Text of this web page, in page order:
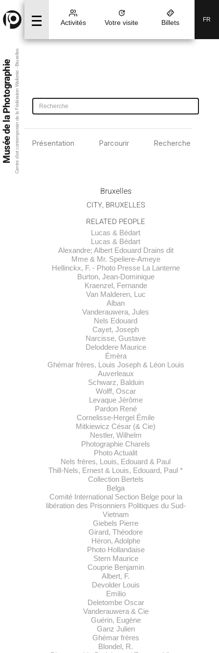
Musée de la PhotographieCentre d’art contemporain de la Fédération Wallonie - Bruxelles
Activités Votre visite Billets FR
Présentation Parcourir Recherche
Bruxelles
CITY, BRUXELLES
RELATED PEOPLE
Lucas & Bédart
Lucas & Bédart
Alexandre; Albert Edouard Drains dit
Mme & Mr. Speliere-Ameye
Hellinckx, F. - Photo Presse La Lanterne
Burton, Jean-Dominique
Kraenzel, Fernande
Van Malderen, Luc
Alban
Vanderauwera, Jules
Nels Edouard
Cayet, Joseph
Narcisse, Gustave
Deloddere Maurice
Émèra
Ghémar frères, Louis Joseph & Léon Louis
Auverleaux
Schwarz, Balduin
Wolff, Oscar
Levaque Jérôme
Pardon René
Cornelisse-Hergel Émile
Mitkiewicz César (& Cie)
Nestler, Wilhelm
Photographie Charels
Photo Actualit
Nels frères, Louis, Edouard & Paul
Thill-Nels, Ernest & Louis, Edouard, Paul *
Collection Bertels
Belga
Comité International Section Belge pour la
libération des Prisonniers Politiques du Sud-
Vietnam
Giebels Pierre
Girard, Théodore
Héron, Adolphe
Photo Hollandaise
Stern Maurice
Couprie Benjamin
Albert, F.
Devolder Louis
Emilio
Deletombe Oscar
Vanderauwera & Cie
Guérin, Eugène
Ganz Julien
Ghémar frères
Blondel, R.